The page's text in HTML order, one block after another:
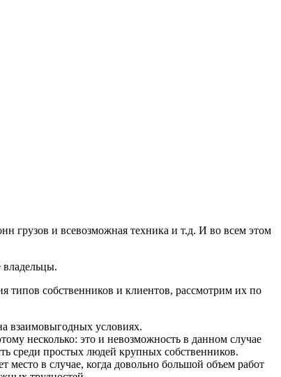
грузов и всевозможная техника и т.д. И во всем этом
владельцы.
типов собственников и клиентов, рассмотрим их по
взаимовыгодных условиях.
несколько: это и невозможность в данном случае
среди простых людей крупных собственников.
в случае, когда довольно большой объем работ